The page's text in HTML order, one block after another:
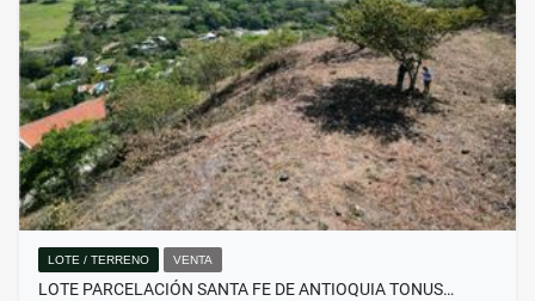
LOTE / TERRENO VENTA
LOTE PARCELACIÓN SANTA FE DE ANTIOQUIA TONUS…